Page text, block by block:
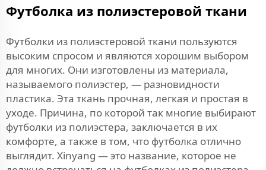
Футболка из полиэстеровой ткани
Футболки из полиэстеровой ткани пользуются
высоким спросом и являются хорошим выбором
для многих. Они изготовлены из материала,
называемого полиэстер, — разновидности
пластика. Эта ткань прочная, легкая и простая в
уходе. Причина, по которой так многие выбирают
футболки из полиэстера, заключается в их
комфорте, а также в том, что футболка отлично
выглядит. Xinyang — это название, которое не